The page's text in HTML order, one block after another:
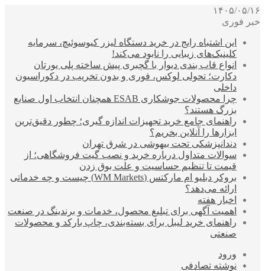
۱۴۰۵/۰۵/۱۶
خبر فوری
این اشتباه رایج در خرید دستگاه لیزر کیوسوئیچ، سرمایه
کلینیک‌های زیبایی را نابود می‌کند!
انواع قاب بندی دیوار با گچبری پیش ساخته پلی یورتان
دکارت؛ تحولی لوکس، فوری و بدون تخریب در دکوراسیون
داخلی
چرا محصولات جوشکاری ESAB همچنان انتخاب اول صنایع
بزرگ هستند؟
راهنمای جامع خرید تجهیزات اندازه گیری؛ چطور دقیق‌ترین
ابزارها را آنلاین بخریم؟
دندانپزشکی تحت بیهوشی در شرق تهران
سوالات متداول درباره خرید و نصب گیت فروشگاهی؛ از
قیمت تا تنظیم حساسیت و علت بوق زدن
بروکر دبلیو ام مارکتس (WM Markets) چیست و چه خدماتی
ارائه می‌دهد؟
اخبار هفته
اهمیت آگهی برای تبلیغ محصول، خدمات و برندینگ در صنعت
راهنمای خرید لیبل برای بسته‌بندی، چاپ بارکد و محصولات
صنعتی
ورود
نوشته تصادفی